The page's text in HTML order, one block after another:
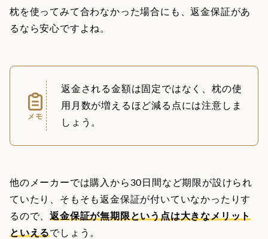
枕を使ってみて合わなかった場合にも、返金保証があ
るなら安心ですよね。
メモ
返金される金額は固定ではなく、枕の使
用月数が増えるほど減る点には注意しま
しょう。
他のメーカーでは購入から30日間など期限が設けられ
ていたり、そもそも返金保証が付いていなかったりす
るので、返金保証が無期限という点は大きなメリット
といえるでしょう。